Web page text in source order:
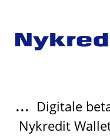
... Digitale
Nykredit